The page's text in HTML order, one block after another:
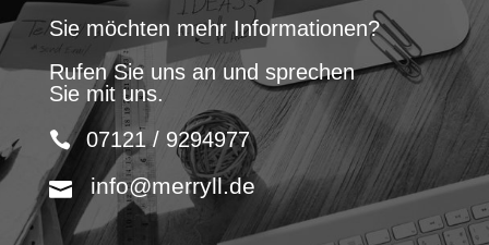
Sie möchten mehr Informationen?
Rufen Sie uns an und sprechen
Sie mit uns.
07121 / 9294977
info@merryll.de